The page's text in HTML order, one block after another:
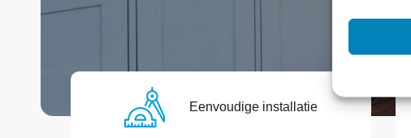
Eenvoudige installatie